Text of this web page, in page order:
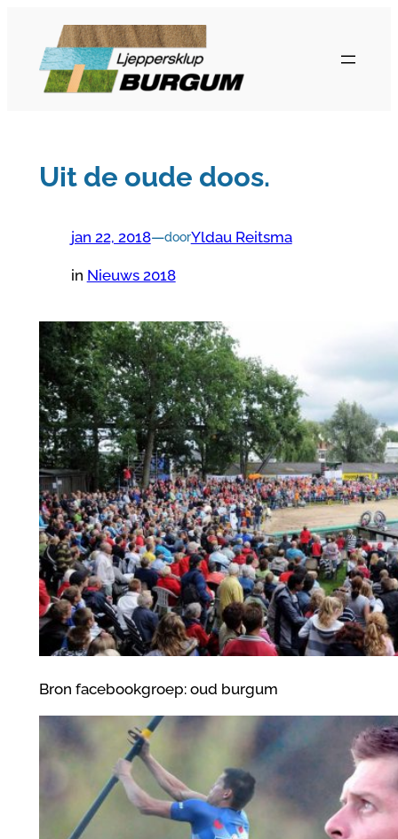
inhoud
Uit de oude doos.
jan 22, 2018—doorYldau Reitsma
in Nieuws 2018
Bron facebookgroep: oud burgum